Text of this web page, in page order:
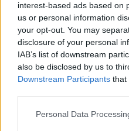
interest-based ads based on
us or personal information
your opt-out. You may
disclosure of your personal
IAB’s list of downstream
also be disclosed by us to
Downstream Participants that
Personal Data
Τεχνικές προδιαγραφές:
. Εκτόπισμα: 4.500 τόνοι
. Μήκος: περίπου. 122 μέτρα
. Μέγιστη ταχύτητα: 27 κόμβοι